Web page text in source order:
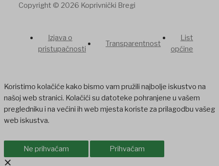
Copyright © 2026 Koprivnički Bregi
Izjava o
pristupačnosti
Transparentnost
List
općine
Koristimo kolačiće kako bismo vam pružili najbolje iskustvo na
našoj web stranici. Kolačići su datoteke pohranjene u vašem
pregledniku i na većini ih web mjesta koriste za prilagodbu vašeg
web iskustva.
Ne prihvaćam Prihvaćam